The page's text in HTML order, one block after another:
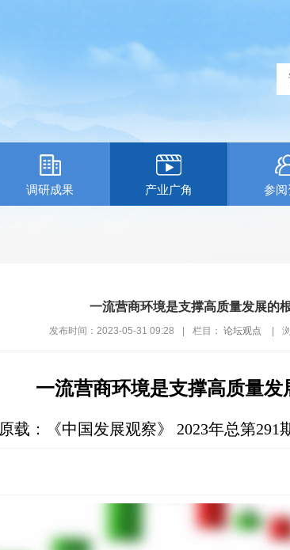
调研成果 产业广角 参
一流营商环境是支撑高质量发展的
发布时间：2023-05-31 09:28 栏目： 论坛观点
一流营商环境是支撑高质量发
原载：《中国发展观察》 2023年总第291